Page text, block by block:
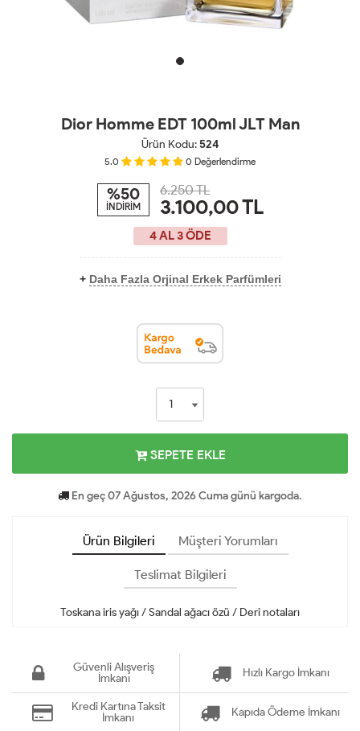
Dior Homme EDT 100ml JLT Man
Ürün Kodu:524
5.0 0 Değerlendirme
%50
İNDİRİM
6.250 TL
3.100,00TL
4 AL 3 ÖDE
+ Daha Fazla Orjinal Erkek Parfümleri
SEPETE EKLE
En geç 07 Ağustos, 2026 Cuma günü kargoda.
Ürün Bilgileri Müşteri Yorumları
Teslimat Bilgileri
Toskana iris yağı / Sandal ağacı özü / Deri notaları
Güvenli Alışveriş
İmkanı
Hızlı Kargo İmkanı
Kredi Kartına Taksit
İmkanı
Kapıda Ödeme İmkanı